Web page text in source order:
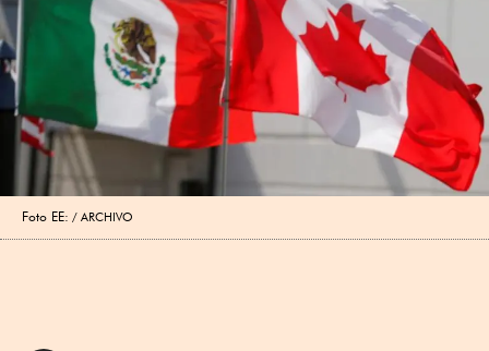
Foto EE: ARCHIVO